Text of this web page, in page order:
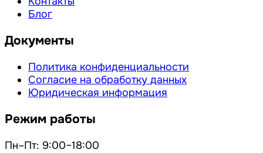
Блог
Документы
Политика конфиденциальности
Согласие на обработку данных
Юридическая информация
Режим работы
Пн–Пт: 9:00–18:00